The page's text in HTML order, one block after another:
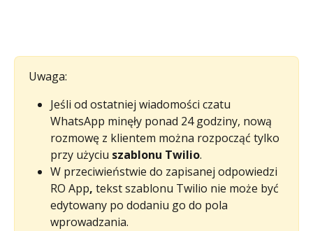
Uwaga:
Jeśli od ostatniej wiadomości czatu
WhatsApp minęły ponad 24 godziny, nową
rozmowę z klientem można rozpocząć tylko
przy użyciu szablonu Twilio.
W przeciwieństwie do zapisanej odpowiedzi
RO App, tekst szablonu Twilio nie może być
edytowany po dodaniu go do pola
wprowadzania.